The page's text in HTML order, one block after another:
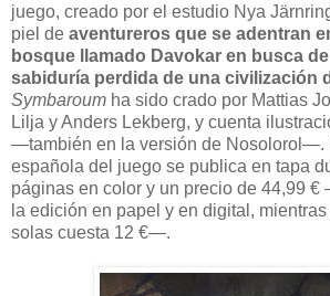
juego, creado por el estudio Nya
piel de aventureros que se adentran
bosque llamado Davokar en busca
sabiduría perdida de una civilización
Symbaroum ha sido crado por Mattias
Lilja y Anders Lekberg, y cuenta
—también en la versión de Nosolorol—.
española del juego se publica en tapa
páginas en color y un precio de 44,99
la edición en papel y en digital,
solas cuesta 12 €—.